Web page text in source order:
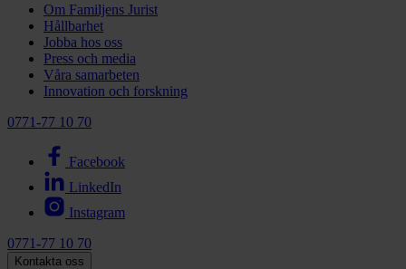
Om Familjens Jurist
Hållbarhet
Jobba hos oss
Press och media
Våra samarbeten
Innovation och forskning
0771-77 10 70
Facebook
LinkedIn
Instagram
0771-77 10 70
Kontakta oss